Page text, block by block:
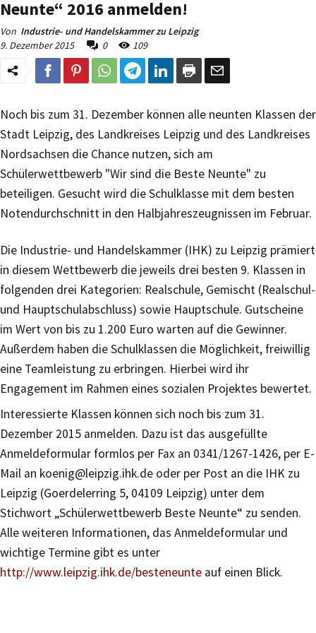
Neunte“ 2016 anmelden!
Von Industrie- und Handelskammer zu Leipzig
9. Dezember 2015
0 109
Noch bis zum 31. Dezember können alle neunten Klassen der
Stadt Leipzig, des Landkreises Leipzig und des Landkreises
Nordsachsen die Chance nutzen, sich am
Schülerwettbewerb "Wir sind die Beste Neunte" zu
beteiligen. Gesucht wird die Schulklasse mit dem besten
Notendurchschnitt in den Halbjahreszeugnissen im Februar.
Die Industrie- und Handelskammer (IHK) zu Leipzig prämiert
in diesem Wettbewerb die jeweils drei besten 9. Klassen in
folgenden drei Kategorien: Realschule, Gemischt (Realschul-
und Hauptschulabschluss) sowie Hauptschule. Gutscheine
im Wert von bis zu 1.200 Euro warten auf die Gewinner.
Außerdem haben die Schulklassen die Möglichkeit, freiwillig
eine Teamleistung zu erbringen. Hierbei wird ihr
Engagement im Rahmen eines sozialen Projektes bewertet.
Interessierte Klassen können sich noch bis zum 31.
Dezember 2015 anmelden. Dazu ist das ausgefüllte
Anmeldeformular formlos per Fax an 0341/1267-1426, per E-
Mail an koenig@leipzig.ihk.de oder per Post an die IHK zu
Leipzig (Goerdelerring 5, 04109 Leipzig) unter dem
Stichwort „Schülerwettbewerb Beste Neunte“ zu senden.
Alle weiteren Informationen, das Anmeldeformular und
wichtige Termine gibt es unter
http://www.leipzig.ihk.de/besteneunte auf einen Blick.